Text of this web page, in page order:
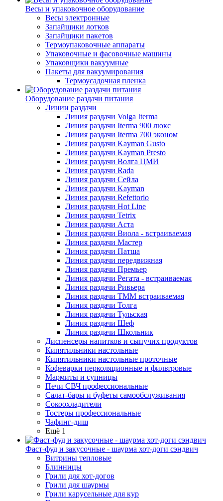
Весы и упаковочное оборудование
Весы электронные
Запайщики лотков
Запайщики пакетов
Термоупаковочные аппараты
Упаковочные и фасовочные машины
Упаковщики вакуумные
Пакеты для вакуумирования
Термоусадочная пленка
Оборудование раздачи питания
Линии раздачи
Линия раздачи Volga Iterma
Линия раздачи Iterma 900 люкс
Линия раздачи Iterma 700 эконом
Линия раздачи Kayman Gusto
Линия раздачи Kayman Presto
Линия раздачи Волга ЦМИ
Линия раздачи Rada
Линия раздачи Сейла
Линия раздачи Kayman
Линия раздачи Refettorio
Линия раздачи Hot Line
Линия раздачи Tetrix
Линия раздачи Аста
Линия раздачи Виола - встраиваемая
Линия раздачи Мастер
Линия раздачи Патша
Линия раздачи передвижная
Линия раздачи Премьер
Линия раздачи Регата - встраиваемая
Линия раздачи Ривьера
Линия раздачи ТММ встраиваемая
Линия раздачи Толга
Линия раздачи Тульская
Линия раздачи Шеф
Линия раздачи Школьник
Диспенсеры напитков и сыпучих продуктов
Кипятильники настольные
Кипятильники настольные проточные
Кофеварки перколяционные и фильтровые
Мармиты и супницы
Печи СВЧ профессиональные
Салат-бары и буфеты самообслуживания
Сокоохладители
Тостеры профессиональные
Чафинг-диш
Ещё 1
Фаст-фуд и закусочные - шаурма хот-доги сэндвич
Витрины тепловые
Блинницы
Грили для хот-догов
Грили для шаурмы
Грили карусельные для кур